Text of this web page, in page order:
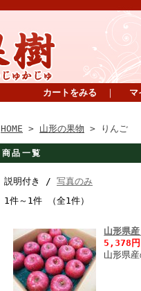
カートをみる ｜ マ
HOME > 山形の果物 > りんご
商品一覧
説明付き / 写真のみ
1件～1件 （全1件）
山形県
5,378円
山形県